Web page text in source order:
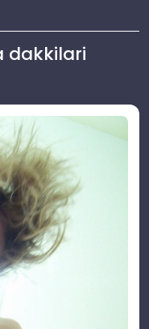
dakkilari